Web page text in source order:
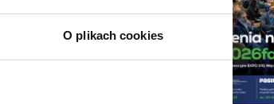
O plikach cookies